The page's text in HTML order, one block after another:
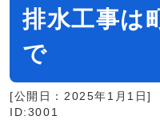
排水工事は
で
[公開日：2025年1月1日]
ID:3001